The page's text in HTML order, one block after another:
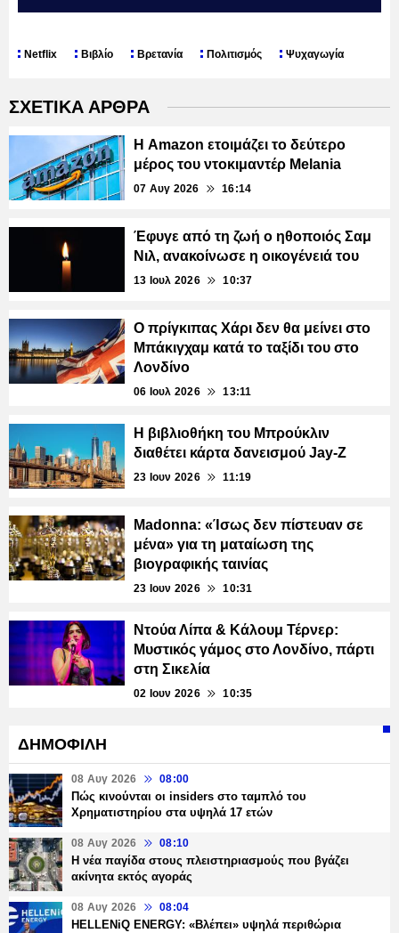
Netflix Βιβλίο Βρετανία Πολιτισμός Ψυχαγωγία
ΣΧΕΤΙΚΑ ΑΡΘΡΑ
Η Amazon ετοιμάζει το δεύτερο
μέρος του ντοκιμαντέρ Melania
07 Αυγ 2026 16:14
Έφυγε από τη ζωή ο ηθοποιός Σαμ
Νιλ, ανακοίνωσε η οικογένειά του
13 Ιουλ 2026 10:37
Ο πρίγκιπας Χάρι δεν θα μείνει στο
Μπάκιγχαμ κατά το ταξίδι του στο
Λονδίνο
06 Ιουλ 2026 13:11
Η βιβλιοθήκη του Μπρούκλιν
διαθέτει κάρτα δανεισμού Jay-Z
23 Ιουν 2026 11:19
Madonna: «Ίσως δεν πίστευαν σε
μένα» για τη ματαίωση της
βιογραφικής ταινίας
23 Ιουν 2026 10:31
Ντούα Λίπα & Κάλουμ Τέρνερ:
Μυστικός γάμος στο Λονδίνο, πάρτι
στη Σικελία
02 Ιουν 2026 10:35
ΔΗΜΟΦΙΛΗ
08 Αυγ 2026 08:00
Πώς κινούνται οι insiders στο ταμπλό του
Χρηματιστηρίου στα υψηλά 17 ετών
08 Αυγ 2026 08:10
Η νέα παγίδα στους πλειστηριασμούς που βγάζει
ακίνητα εκτός αγοράς
08 Αυγ 2026 08:04
HELLENiQ ENERGY: «Βλέπει» υψηλά περιθώρια